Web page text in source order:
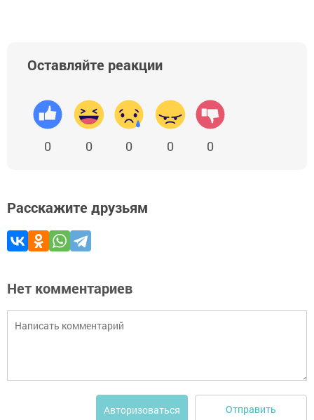
Оставляйте реакции
0 0 0 0 0
Расскажите друзьям
Нет комментариев
Авторизоваться Отправить